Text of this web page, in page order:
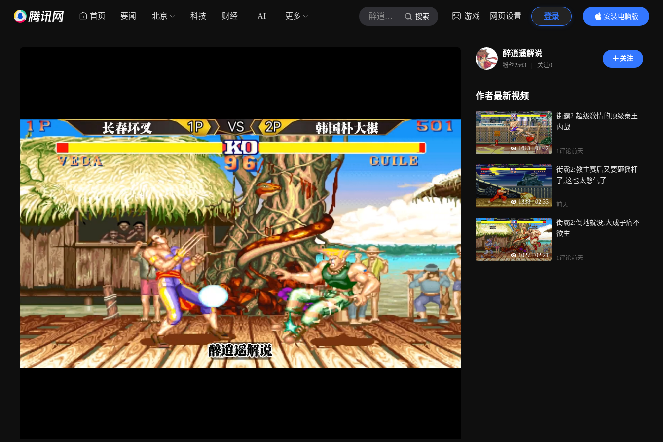
首页 要闻 北京 科技 财经 AI 更多 醉逍遥解说 搜索 游戏 网页设置 登录
安装电脑版
内容更精彩
醉逍遥解说
粉丝2563 | 关注0
关注
作者最新视频
1613 | 01:42
街霸2:超级激情的顶级泰王
内战
1评论前天
1338 | 02:33
街霸2:教主赛后又要砸摇杆
了,这也太憋气了
前天
1027 | 02:21
街霸2:倒地就没,大成子痛不
欲生
1评论前天